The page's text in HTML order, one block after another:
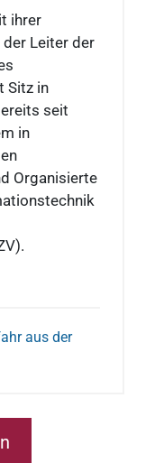
ihrer
Leiter der
Sitz in
seit
in
Organisierte
aus der